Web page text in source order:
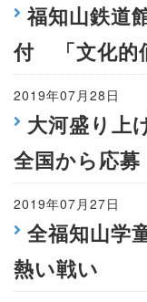
福知山鉄道
付 「文化的
2019年07月28日
大河盛り上
全国から応募
2019年07月27日
全福知山学
熱い戦い